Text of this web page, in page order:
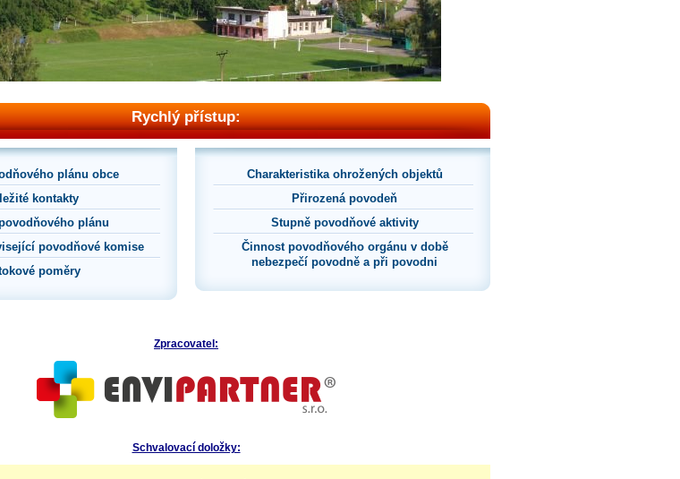
Rychlý přístup:
plánu obce
kontakty
plánu
povodňové komise
poměry
Charakteristika ohrožených objektů
Přirozená povodeň
Stupně povodňové aktivity
Činnost povodňového orgánu v době
nebezpečí povodně a při povodni
Zpracovatel:
Schvalovací doložky: